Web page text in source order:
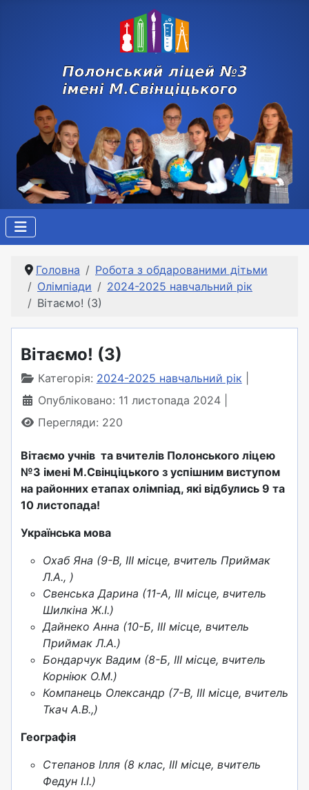
Головна
Робота з обдарованими дітьми
Олімпіади
2024-2025 навчальний рік
Вітаємо! (3)
Вітаємо! (3)
Категорія: 2024-2025 навчальний рік
Опубліковано: 11 листопада 2024
Перегляди: 220
Вітаємо учнів та вчителів Полонського ліцею
№3 імені М.Свінціцького з успішним виступом
на районних етапах олімпіад, які відбулись 9 та
10 листопада!
Українська мова
Охаб Яна (9-В, III місце, вчитель Приймак
Л.А., )
Свенська Дарина (11-А, III місце, вчитель
Шилкіна Ж.І.)
Дайнеко Анна (10-Б, III місце, вчитель
Приймак Л.А.)
Бондарчук Вадим (8-Б, III місце, вчитель
Корніюк О.М.)
Компанець Олександр (7-В, III місце, вчитель
Ткач А.В.,)
Географія
Степанов Ілля (8 клас, III місце, вчитель
Федун І.І.)